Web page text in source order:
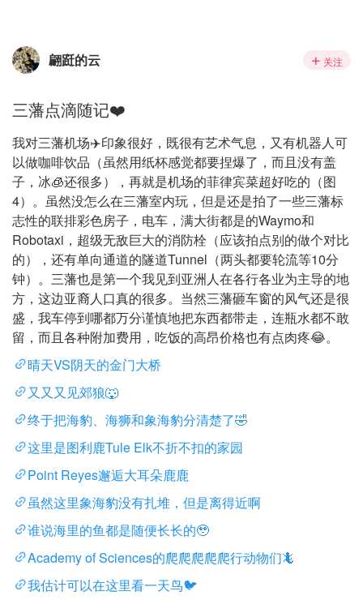
翩跹的云 关注
三藩点滴随记❤️
我对三藩机场✈️印象很好，既很有艺术气息，又有机器人可
以做咖啡饮品（虽然用纸杯感觉都要捏爆了，而且没有盖
子，冰🧊还很多），再就是机场的菲律宾菜超好吃的（图
4）。虽然没怎么在三藩室内玩，但是还是拍了一些三藩标
志性的联排彩色房子，电车，满大街都是的Waymo和
Robotaxi，超级无敌巨大的消防栓（应该拍点别的做个对比
的），还有单向通道的隧道Tunnel（两头都要轮流等10分
钟）。三藩也是第一个我见到亚洲人在各行各业为主导的地
方，这边亚裔人口真的很多。当然三藩砸车窗的风气还是很
盛，我车停到哪都万分谨慎地把东西都带走，连瓶水都不敢
留，而且各种附加费用，吃饭的高昂价格也有点肉疼😂。
晴天VS阴天的金门大桥
又又又见郊狼🐺
终于把海豹、海狮和象海豹分清楚了🤣
这里是图利鹿Tule Elk不折不扣的家园
Point Reyes邂逅大耳朵鹿鹿
虽然这里象海豹没有扎堆，但是离得近啊
谁说海里的鱼都是随便长长的🥹
Academy of Sciences的爬爬爬爬爬行动物们🦎
我估计可以在这里看一天鸟🐦